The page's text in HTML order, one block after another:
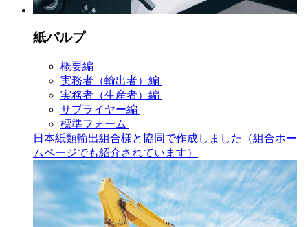
紙パルプ
概要編
実務者（輸出者）編
実務者（生産者）編
サプライヤー編
標準フォーム
日本紙類輸出組合様と協同で作成しました（組合ホー
ムページでも紹介されています）